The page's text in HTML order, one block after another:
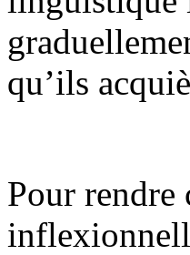
qu’ils
Pour rendre